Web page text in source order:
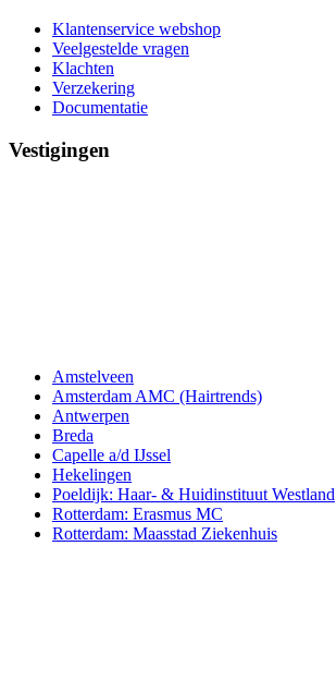
Klantenservice webshop
Veelgestelde vragen
Klachten
Verzekering
Documentatie
Vestigingen
Amstelveen
Amsterdam AMC (Hairtrends)
Antwerpen
Breda
Capelle a/d IJssel
Hekelingen
Poeldijk: Haar- & Huidinstituut Westland
Rotterdam: Erasmus MC
Rotterdam: Maasstad Ziekenhuis